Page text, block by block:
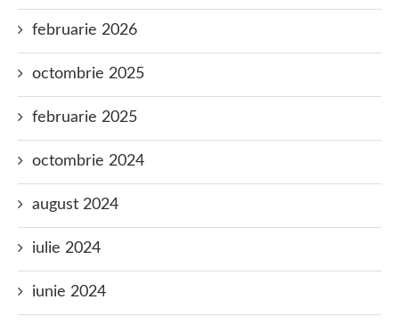
februarie 2026
octombrie 2025
februarie 2025
octombrie 2024
august 2024
iulie 2024
iunie 2024